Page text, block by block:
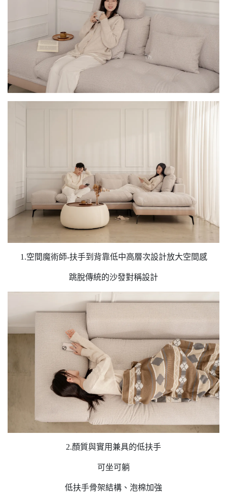
1.空間魔術師-扶手到背靠低中高層次設計放大空間感
跳脫傳統的沙發對稱設計
2.顏質與實用兼具的低扶手
可坐可躺
低扶手骨架結構、泡棉加強